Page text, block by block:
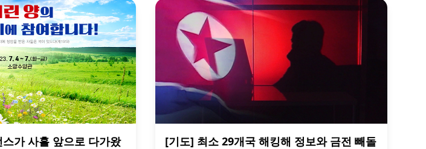
가 사흘 앞으로 다가왔
[기도] 최소 29개국 해킹해 정보와 금전 빼돌